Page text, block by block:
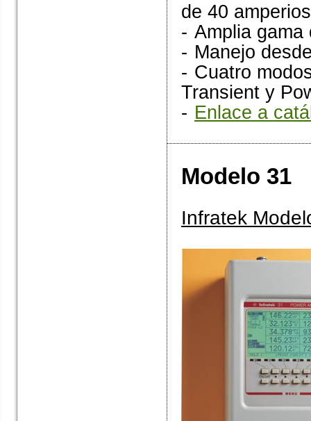
de 40
- Amplia
- Manejo
- Cuatro
Transient y
- Enlace a
Modelo 31
Infratek